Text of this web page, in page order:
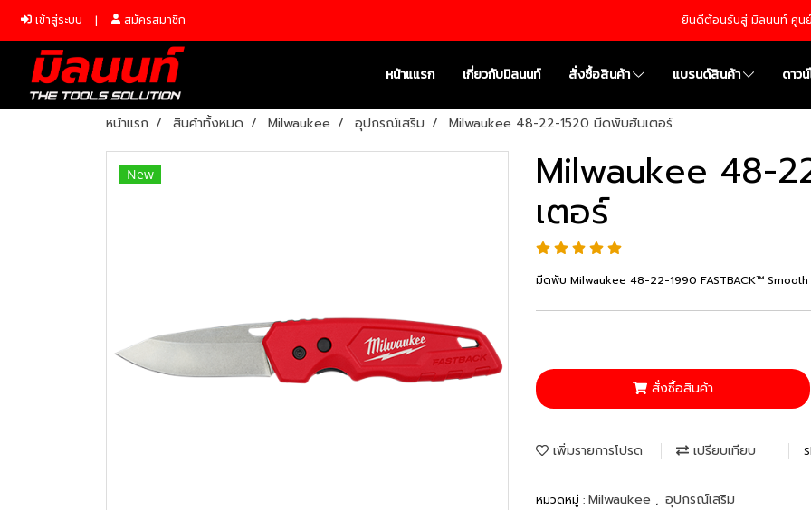
เข้าสู่ระบบ สมัครสมาชิก ยินดีต้อนรับสู่ มิลนนท์ ศูน
หน้าแแรก เกี่ยวกับมิลนนท์ สั่งซื้อสินค้า แบรนด์สินค้า ดาว
หน้าแรก สินค้าทั้งหมด Milwaukee อุปกรณ์เสริม Milwaukee 48-22-1520 มีดพับฮันเตอร์
New Milwaukee 48-
เตอร์
มีดพับ Milwaukee 48-22-1990 FASTBACK™
สั่งซื้อสินค้า
เพิ่มรายการโปรด เปรียบเทียบ
หมวดหมู่ : Milwaukee , อุปกรณ์เสริม